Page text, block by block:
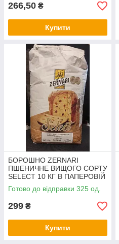
266,50 ₴
Купити
БОРОШНО ZERNARI
ПШЕНИЧНЕ ВИЩОГО СОРТУ
SELECT 10 КГ В ПАПЕРОВІЙ
УПАКОВЦІ
Готово до відправки 325 од.
299 ₴
Купити